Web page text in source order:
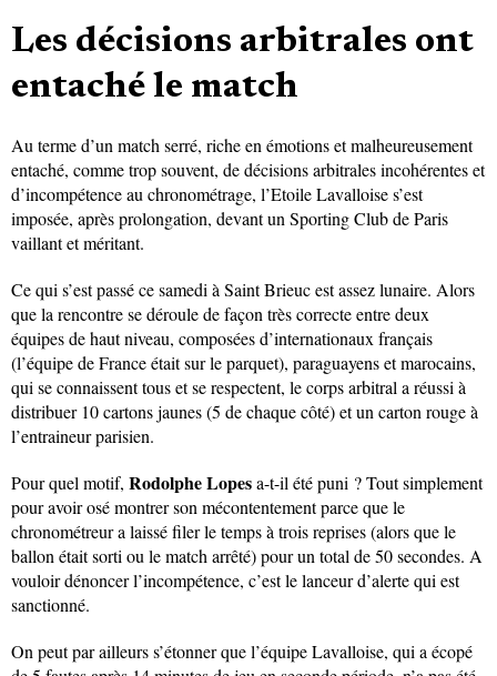
Les décisions arbitrales ont
entaché le match
Au terme d’un match serré, riche en émotions et malheureusement
entaché, comme trop souvent, de décisions arbitrales incohérentes et
d’incompétence au chronométrage, l’Etoile Lavalloise s’est
imposée, après prolongation, devant un Sporting Club de Paris
vaillant et méritant.
Ce qui s’est passé ce samedi à Saint Brieuc est assez lunaire. Alors
que la rencontre se déroule de façon très correcte entre deux
équipes de haut niveau, composées d’internationaux français
(l’équipe de France était sur le parquet), paraguayens et marocains,
qui se connaissent tous et se respectent, le corps arbitral a réussi à
distribuer 10 cartons jaunes (5 de chaque côté) et un carton rouge à
l’entraineur parisien.
Pour quel motif, Rodolphe Lopesa-t-il été puni ? Tout simplement
pour avoir osé montrer son mécontentement parce que le
chronométreur a laissé filer le temps à trois reprises (alors que le
ballon était sorti ou le match arrêté) pour un total de 50 secondes. A
vouloir dénoncer l’incompétence, c’est le lanceur d’alerte qui est
sanctionné.
On peut par ailleurs s’étonner que l’équipe Lavalloise, qui a écopé